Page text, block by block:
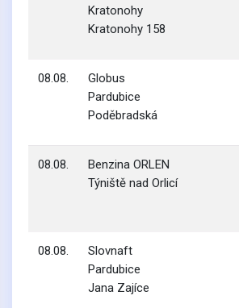
Kratonohy
Kratonohy 158
08.08.
Globus
Pardubice
Poděbradská
08.08.
Benzina ORLEN
Týniště nad Orlicí
08.08.
Slovnaft
Pardubice
Jana Zajíce